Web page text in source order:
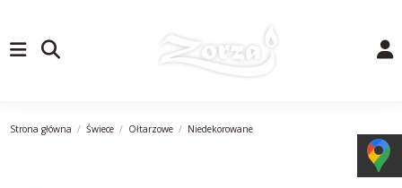
Strona główna Świece Ołtarzowe Niedekorowane